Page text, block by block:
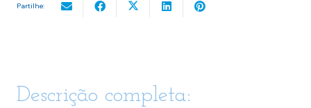
Partilhe:
Descrição completa: